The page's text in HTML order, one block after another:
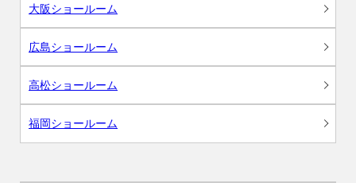
大阪ショールーム
広島ショールーム
高松ショールーム
福岡ショールーム